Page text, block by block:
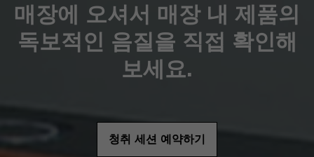
매장에 오셔서 매장 내 제품의
독보적인 음질을 직접 확인해
보세요.
청취 세션 예약하기